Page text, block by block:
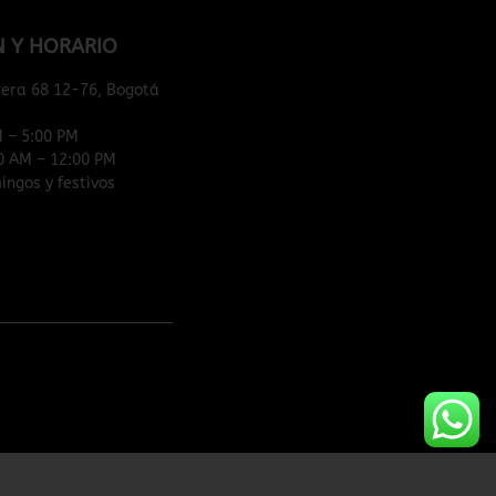
Y HORARIO
68 12-76, Bogotá
– 5:00 PM
AM – 12:00 PM
y festivos